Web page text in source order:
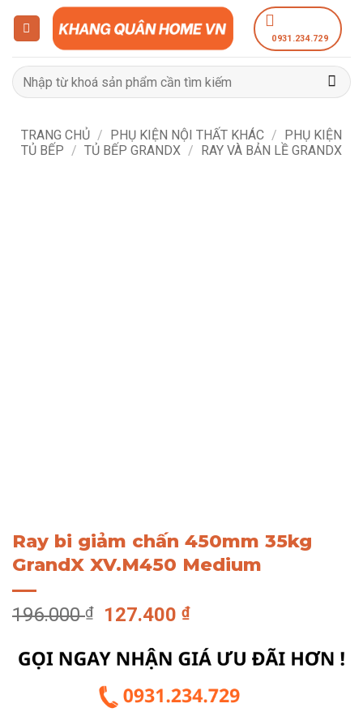
dung
0931.234.729
Tìm
kiếm:
TRANG CHỦ / PHỤ KIỆN NỘI THẤT KHÁC / PHỤ KIỆN
TỦ BẾP / TỦ BẾP GRANDX / RAY VÀ BẢN LỀ GRANDX
Ray bi giảm chấn 450mm 35kg
GrandX XV.M450 Medium
196.000₫
Giá
là:
196.000 ₫.
127.400₫Giá
tại
là:
127.400 ₫.